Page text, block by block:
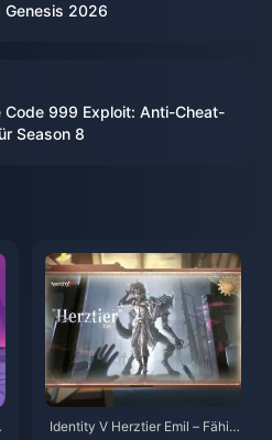
Genesis 2026
Code 999 Exploit: Anti-Cheat-
Season 8
Identity V Herztier Emil – Fähig